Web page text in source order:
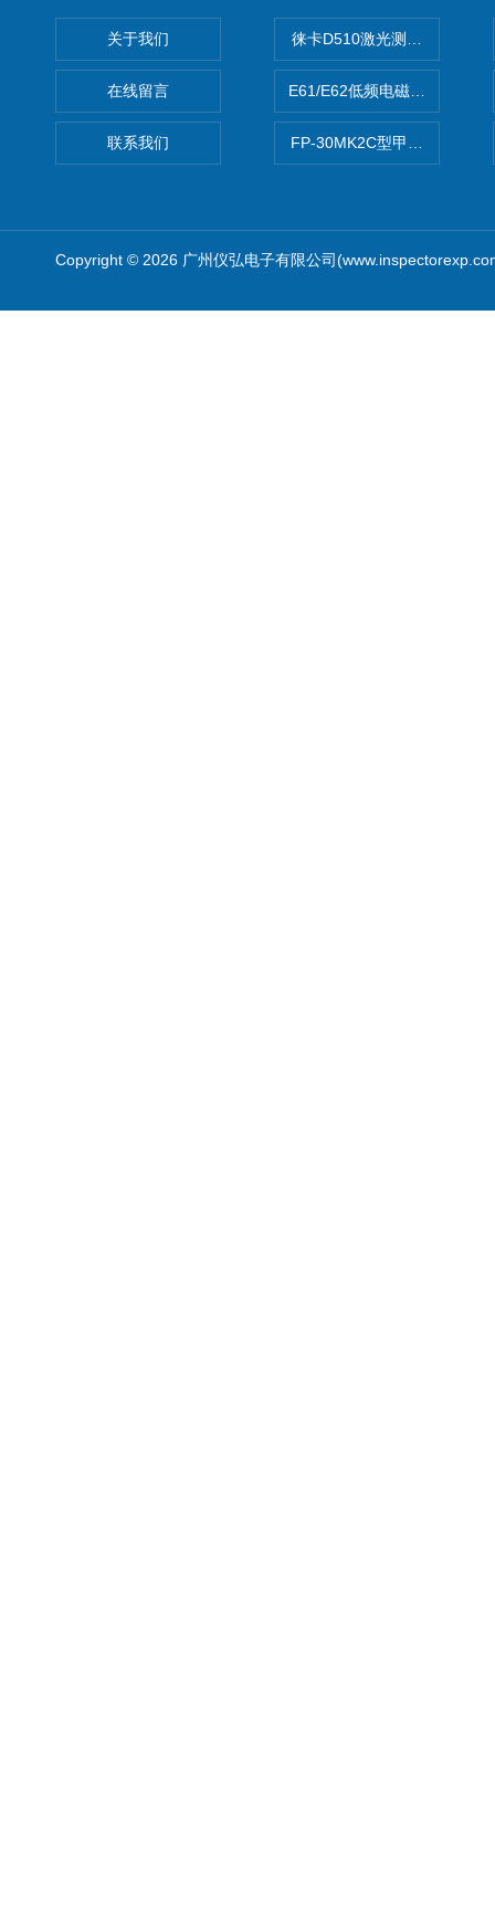
关于我们
在线留言
联系我们
徕卡D510激光测距仪
E61/E62低频电磁场强度分析
FP-30MK2C型甲醛检测仪
Copyright © 2026 广州仪弘电子有限公司